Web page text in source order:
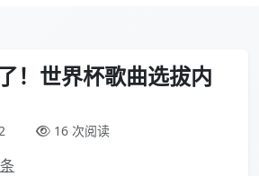
！世界杯歌曲选拔内
16 次阅读